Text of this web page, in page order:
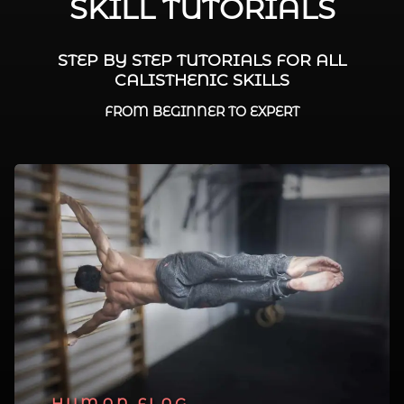
SKILL TUTORIALS
STEP BY STEP TUTORIALS FOR ALL
CALISTHENIC SKILLS
FROM BEGINNER TO EXPERT